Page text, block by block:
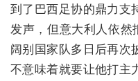
到了巴西足协的鼎力支
发声，但意大利人依然
阔别国家队多日后再次
不意味着就要让他打主